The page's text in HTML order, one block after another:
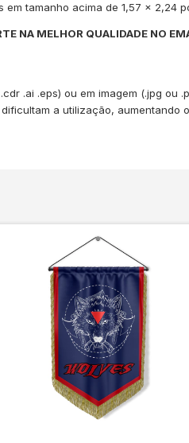
tamanho acima de 1,57 x 2,24
NA MELHOR QUALIDADE NO
.ai .eps) ou em imagem (.jpg ou
a utilização, aumentando